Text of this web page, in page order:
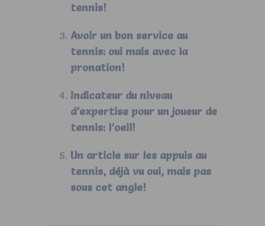
tennis!
Avoir un bon service au
tennis: oui mais avec la
pronation!
Indicateur du niveau
d’expertise pour un joueur de
tennis: l’oeil!
Un article sur les appuis au
tennis, déjà vu oui, mais pas
sous cet angle!